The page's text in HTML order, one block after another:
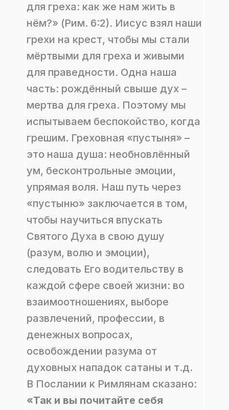
для греха: как же нам жить в
нём?» (Рим. 6:2). Иисус взял наши
грехи на крест, чтобы мы стали
мёртвыми для греха и живыми
для праведности. Одна наша
часть: рождённый свыше дух –
мертва для греха. Поэтому мы
испытываем беспокойство, когда
грешим. Греховная «пустыня» –
это наша душа: необновлённый
ум, бесконтрольные эмоции,
упрямая воля. Наш путь через
«пустыню» заключается в том,
чтобы научиться впускать
Святого Духа в свою душу
(разум, волю и эмоции),
следовать Его водительству в
каждой сфере своей жизни: во
взаимоотношениях, выборе
развлечений, профессии, в
денежных вопросах,
освобождении разума от
духовных нападок сатаны и т.д.
В Послании к Римлянам сказано:
«Так и вы почитайте себя